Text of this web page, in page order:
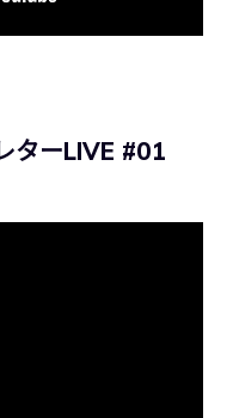
ターLIVE #01